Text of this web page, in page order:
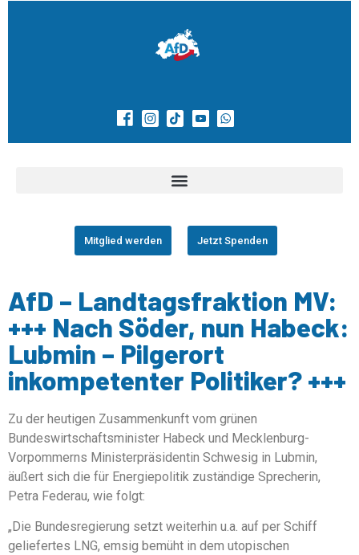
Mitglied werden Jetzt Spenden
AfD – Landtagsfraktion MV:
+++ Nach Söder, nun Habeck:
Lubmin – Pilgerort
inkompetenter Politiker? +++
Zu der heutigen Zusammenkunft vom grünen
Bundeswirtschaftsminister Habeck und Mecklenburg-
Vorpommerns Ministerpräsidentin Schwesig in Lubmin,
äußert sich die für Energiepolitik zuständige Sprecherin,
Petra Federau, wie folgt:
„Die Bundesregierung setzt weiterhin u.a. auf per Schiff
geliefertes LNG, emsig bemüht in dem utopischen